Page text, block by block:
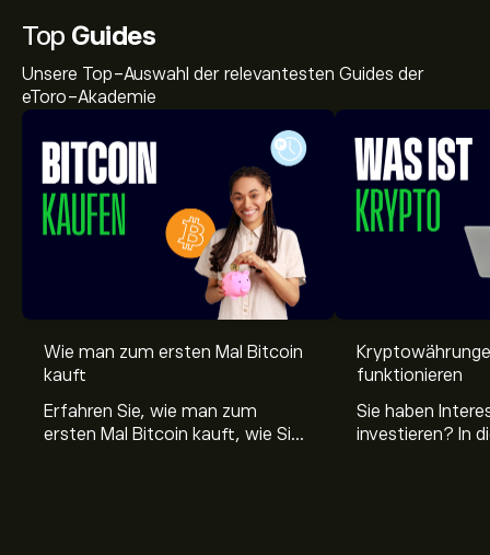
Top Guides
Unsere Top-Auswahl der relevantesten Guides der
eToro-Akademie
Wie man zum ersten Mal Bitcoin
kauft
Erfahren Sie, wie man zum
ersten Mal Bitcoin kauft, wie Sie
funktionieren
Sie haben
investieren? In